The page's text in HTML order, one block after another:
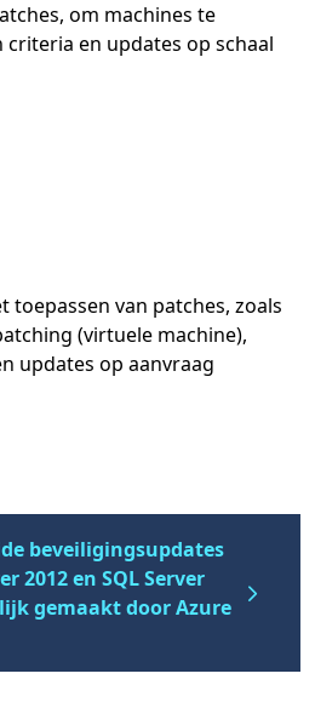
om machines te
en updates op schaal
toepassen van patches, zoals
(virtuele machine),
updates op aanvraag
beveiligingsupdates
2012 en SQL Server
gemaakt door Azure